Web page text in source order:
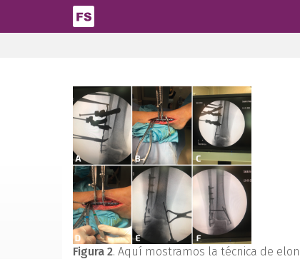
Pasar al contenido principal
Figura 2. Aquí mostramos la técnica de